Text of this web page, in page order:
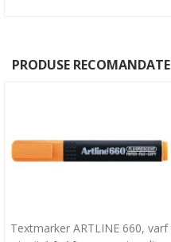
PRODUSE RECOMANDATE
Textmarker ARTLINE 660, varf